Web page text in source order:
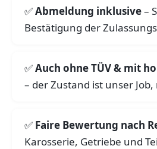
Abmeldung inklusive–
Bestätigung der
Auch ohne TÜV & mit
– der Zustand ist unser
Faire Bewertung nach
Karosserie, Getriebe und